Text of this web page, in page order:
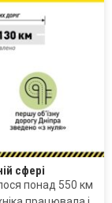
сфері
понад 550 км